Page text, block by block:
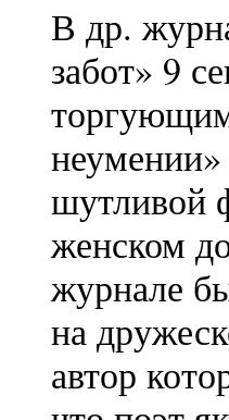
В др.
забот» 9
шутливой
женском
журнале
на
автор